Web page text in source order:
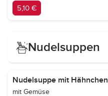
5,10 €
Nudelsuppen
Nudelsuppe mit Hähnchen
mit Gemüse